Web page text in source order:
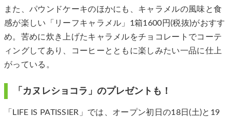
また、パウンドケーキのほかにも、キャラメルの風味と食
感が楽しい「リーフキャラメル」1箱1600円(税抜)がおすす
め。苦めに炊き上げたキャラメルをチョコレートでコーテ
ィングしてあり、コーヒーとともに楽しみたい一品に仕上
がっている。
「カヌレショコラ」のプレゼントも！
「LIFE IS PATISSIER」では、オープン初日の18日(土)と19